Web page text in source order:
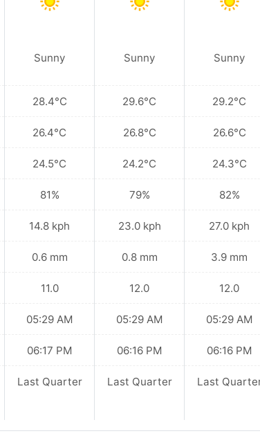
Sunny
28.4°C
26.4°C
24.5°C
81%
14.8 kph
0.6 mm
11.0
05:29 AM
06:17 PM
Last Quarter
Sunny
29.6°C
26.8°C
24.2°C
79%
23.0 kph
0.8 mm
12.0
05:29 AM
06:16 PM
Last Quarter
Sunny
29.2°C
26.6°C
24.3°C
82%
27.0 kph
3.9 mm
12.0
05:29 AM
06:16 PM
Last